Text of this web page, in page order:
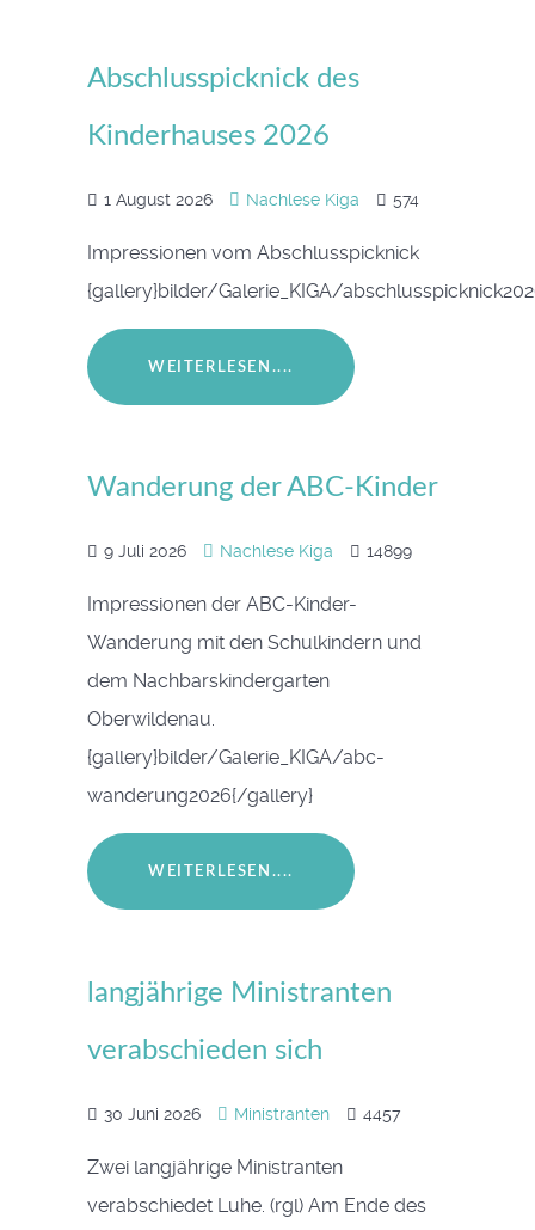
Abschlusspicknick des
Kinderhauses 2026
1 August 2026 Nachlese Kiga 574
Impressionen vom Abschlusspicknick
{gallery}bilder/Galerie_KIGA/
WEITERLESEN....
Wanderung der ABC-Kinder
9 Juli 2026 Nachlese Kiga 14899
Impressionen der ABC-Kinder-
Wanderung mit den Schulkindern und
dem Nachbarskindergarten
Oberwildenau.
{gallery}bilder/Galerie_KIGA/abc-
wanderung2026{/gallery}
WEITERLESEN....
langjährige Ministranten
verabschieden sich
30 Juni 2026 Ministranten 4457
Zwei langjährige Ministranten
verabschiedet Luhe. (rgl) Am Ende des